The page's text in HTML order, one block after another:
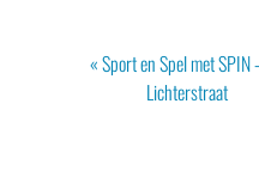
Evenement
«Sport en Spel met SPIN
Lichterstraat